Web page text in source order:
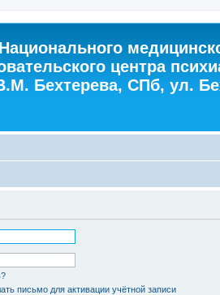
центра
Бехтерева, СПб, ул.
письмо для активации учётной записи